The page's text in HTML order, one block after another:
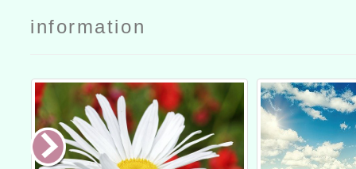
客語認證加
教署
information